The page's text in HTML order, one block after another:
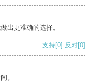
出更准确的选择。
支持[0] 反对[0]
。